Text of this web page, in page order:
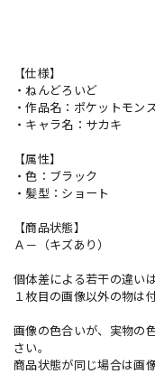
【仕様】
・ねんどろいど
・作品名：ポケットモン
・キャラ名：サカキ
【属性】
・色：ブラック
・髪型：ショート
【商品状態】
Ａ－（キズあり）
個体差による若干の違い
１枚目の画像以外の物は
画像の色合いが、実物の
さい。
商品状態が同じ場合は画